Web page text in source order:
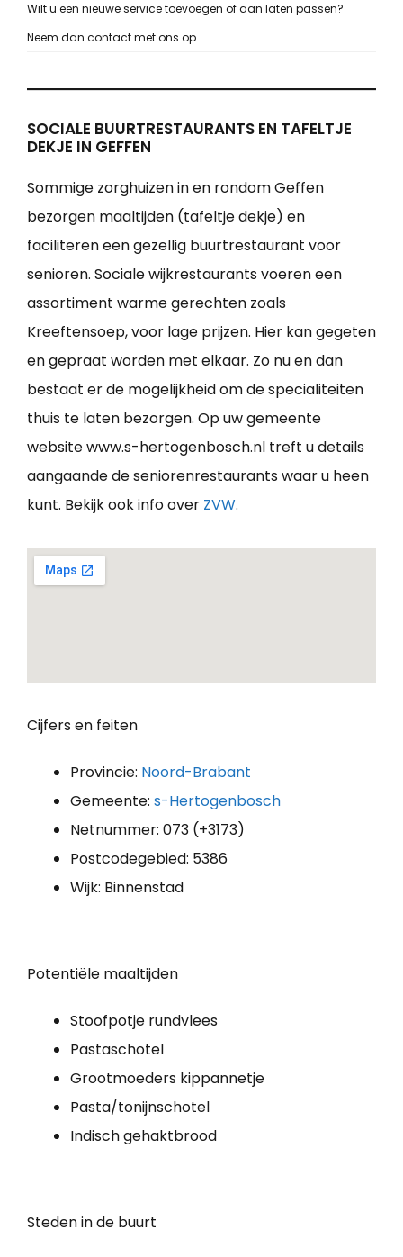
Wilt u een nieuwe service toevoegen of aan laten passen?
Neem dan contact met ons op.
SOCIALE BUURTRESTAURANTS EN TAFELTJE
DEKJE IN GEFFEN
Sommige zorghuizen in en rondom Geffen
bezorgen maaltijden (tafeltje dekje) en
faciliteren een gezellig buurtrestaurant voor
senioren. Sociale wijkrestaurants voeren een
assortiment warme gerechten zoals
Kreeftensoep, voor lage prijzen. Hier kan gegeten
en gepraat worden met elkaar. Zo nu en dan
bestaat er de mogelijkheid om de specialiteiten
thuis te laten bezorgen. Op uw gemeente
website www.s-hertogenbosch.nl treft u details
aangaande de seniorenrestaurants waar u heen
kunt. Bekijk ook info over ZVW.
Cijfers en feiten
Provincie: Noord-Brabant
Gemeente: s-Hertogenbosch
Netnummer: 073 (+3173)
Postcodegebied: 5386
Wijk: Binnenstad
Potentiële maaltijden
Stoofpotje rundvlees
Pastaschotel
Grootmoeders kippannetje
Pasta/tonijnschotel
Indisch gehaktbrood
Steden in de buurt